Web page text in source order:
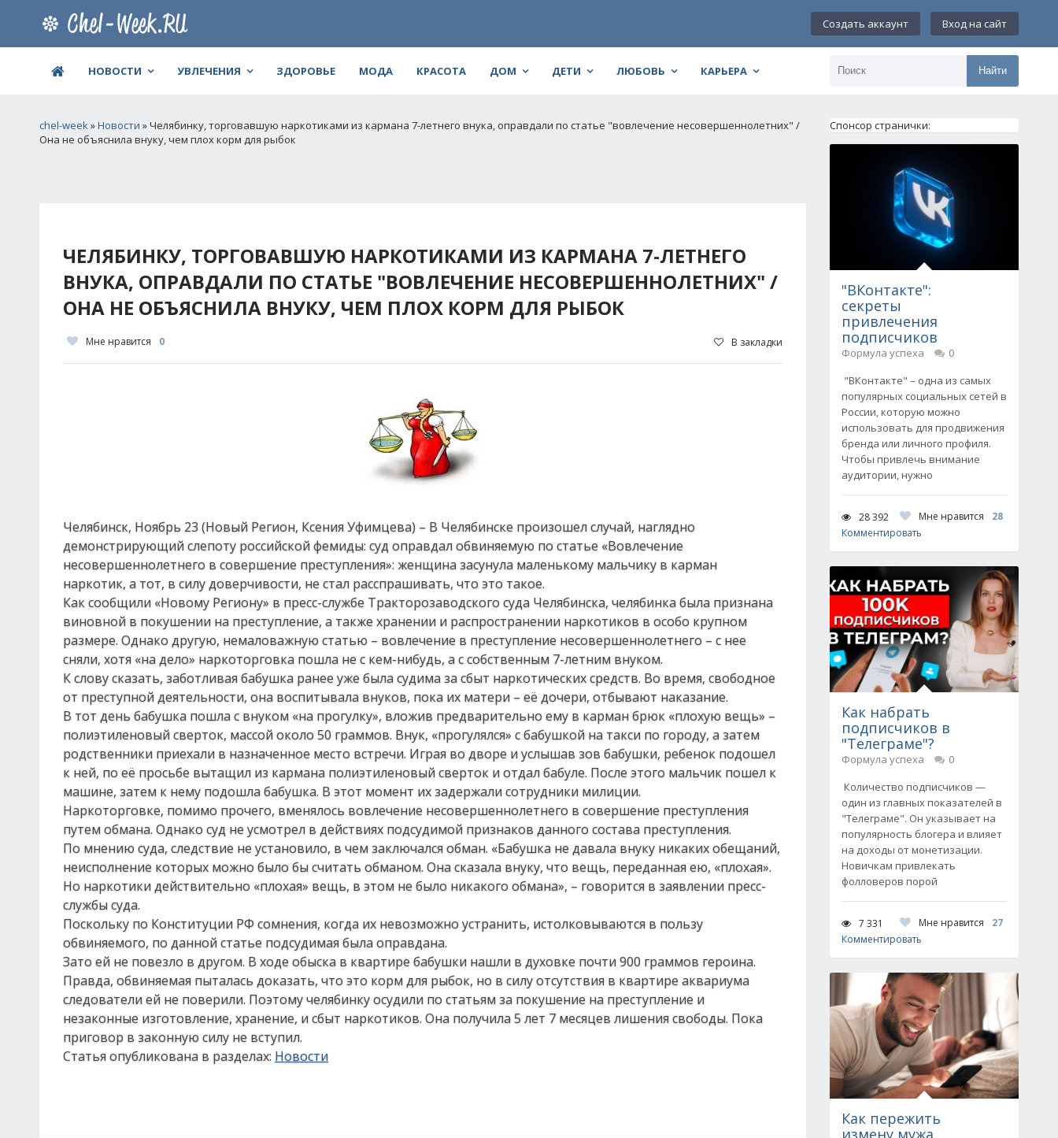
Создать аккаунт Вход на сайт
НОВОСТИ УВЛЕЧЕНИЯ ЗДОРОВЬЕ МОДА КРАСОТА ДОМ ДЕТИ ЛЮБОВЬ КАРЬЕРА Найти
chel-week»Новости » Челябинку, торговавшую наркотиками из кармана 7-летнего внука, оправдали по статье "вовлечение несовершеннолетних" /
Она не объяснила внуку, чем плох корм для рыбок
ЧЕЛЯБИНКУ, ТОРГОВАВШУЮ НАРКОТИКАМИ ИЗ КАРМАНА 7-ЛЕТНЕГО
ВНУКА, ОПРАВДАЛИ ПО СТАТЬЕ "ВОВЛЕЧЕНИЕ НЕСОВЕРШЕННОЛЕТНИХ" /
ОНА НЕ ОБЪЯСНИЛА ВНУКУ, ЧЕМ ПЛОХ КОРМ ДЛЯ РЫБОК
Мне нравится 0 В закладки
Челябинск, Ноябрь 23 (Новый Регион, Ксения Уфимцева) – В Челябинске произошел случай, наглядно
демонстрирующий слепоту российской фемиды: суд оправдал обвиняемую по статье «Вовлечение
несовершеннолетнего в совершение преступления»: женщина засунула маленькому мальчику в карман
наркотик, а тот, в силу доверчивости, не стал расспрашивать, что это такое.
Как сообщили «Новому Региону» в пресс-службе Тракторозаводского суда Челябинска, челябинка была признана
виновной в покушении на преступление, а также хранении и распространении наркотиков в особо крупном
размере. Однако другую, немаловажную статью – вовлечение в преступление несовершеннолетнего – с нее
сняли, хотя «на дело» наркоторговка пошла не с кем-нибудь, а с собственным 7-летним внуком.
К слову сказать, заботливая бабушка ранее уже была судима за сбыт наркотических средств. Во время, свободное
от преступной деятельности, она воспитывала внуков, пока их матери – её дочери, отбывают наказание.
В тот день бабушка пошла с внуком «на прогулку», вложив предварительно ему в карман брюк «плохую вещь» –
полиэтиленовый сверток, массой около 50 граммов. Внук, «прогулялся» с бабушкой на такси по городу, а затем
родственники приехали в назначенное место встречи. Играя во дворе и услышав зов бабушки, ребенок подошел
к ней, по её просьбе вытащил из кармана полиэтиленовый сверток и отдал бабуле. После этого мальчик пошел к
машине, затем к нему подошла бабушка. В этот момент их задержали сотрудники милиции.
Наркоторговке, помимо прочего, вменялось вовлечение несовершеннолетнего в совершение преступления
путем обмана. Однако суд не усмотрел в действиях подсудимой признаков данного состава преступления.
По мнению суда, следствие не установило, в чем заключался обман. «Бабушка не давала внуку никаких обещаний,
неисполнение которых можно было бы считать обманом. Она сказала внуку, что вещь, переданная ею, «плохая».
Но наркотики действительно «плохая» вещь, в этом не было никакого обмана», – говорится в заявлении пресс-
службы суда.
Поскольку по Конституции РФ сомнения, когда их невозможно устранить, истолковываются в пользу
обвиняемого, по данной статье подсудимая была оправдана.
Зато ей не повезло в другом. В ходе обыска в квартире бабушки нашли в духовке почти 900 граммов героина.
Правда, обвиняемая пыталась доказать, что это корм для рыбок, но в силу отсутствия в квартире аквариума
следователи ей не поверили. Поэтому челябинку осудили по статьям за покушение на преступление и
незаконные изготовление, хранение, и сбыт наркотиков. Она получила 5 лет 7 месяцев лишения свободы. Пока
приговор в законную силу не вступил.
Статья опубликована в разделах: Новости
Спонсор странички:
"ВКонтакте":
секреты
привлечения
подписчиков
Формула успеха
0
"ВКонтакте" – одна из самых
популярных социальных сетей в
России, которую можно
использовать для продвижения
бренда или личного профиля.
Чтобы привлечь внимание
аудитории, нужно
28 392 Мне нравится
28
Комментировать
Как набрать
подписчиков в
"Телеграме"?
Формула успеха
0
Количество подписчиков —
один из главных показателей в
"Телеграме". Он указывает на
популярность блогера и влияет
на доходы от монетизации.
Новичкам привлекать
фолловеров порой
7 331 Мне нравится
27
Комментировать
Как пережить
измену мужа